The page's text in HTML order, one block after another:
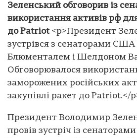
Зеленський обговорив із
використання активів рф
до Patriot <p>Президент
зустрівся з сенаторами США
Блюменталем і Шелдоном
Обговорювалося
заморожених російських
закупівлі ракет до Patriot.</
Президент Володимир
провів зустріч із